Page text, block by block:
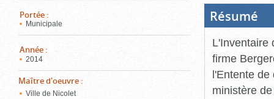
Portée :
Municipale
Année :
2014
Maître d'oeuvre :
Ville de Nicolet
Résumé
L'Inventaire
firme
l'Entente de
ministère